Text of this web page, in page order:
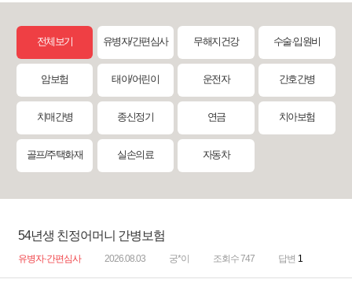
전체보기 유병자/간편심사 무해지건강 수술·입원비
암보험 태아/어린이 운전자 간호간병
치매간병 종신정기 연금 치아보험
골프/주택화재 실손의료 자동차
54년생 친정어머니 간병보험
유병자·간편심사 2026.08.03 궁*이 조회수 747 답변 1